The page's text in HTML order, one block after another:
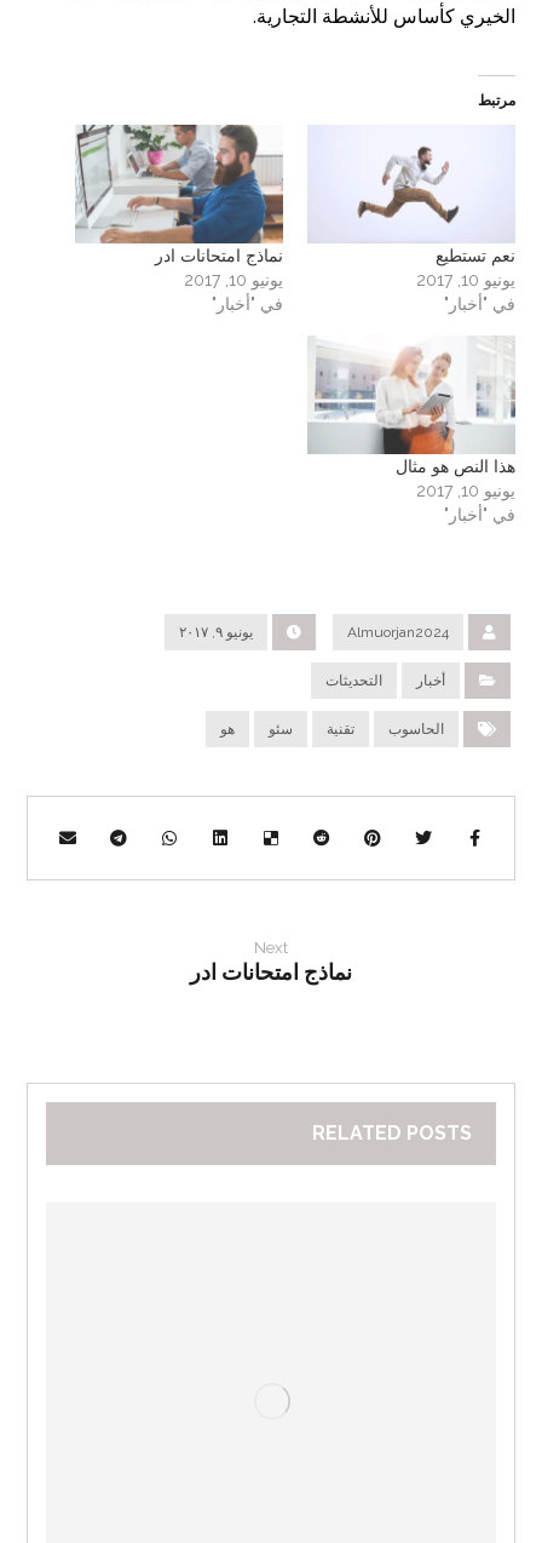
الخيري كأساس للأنشطة التجارية.
مرتبط
نعم تستطيع
يونيو 10, 2017
في "أخبار"
نماذج امتحانات ادر
يونيو 10, 2017
في "أخبار"
هذا النص هو مثال
يونيو 10, 2017
في "أخبار"
Almuorjan2024 يونيو ٩, ٢٠١٧
أخبار التحديثات
الحاسوب تقنية سئو هو
Next
نماذج امتحانات ادر
RELATED POSTS